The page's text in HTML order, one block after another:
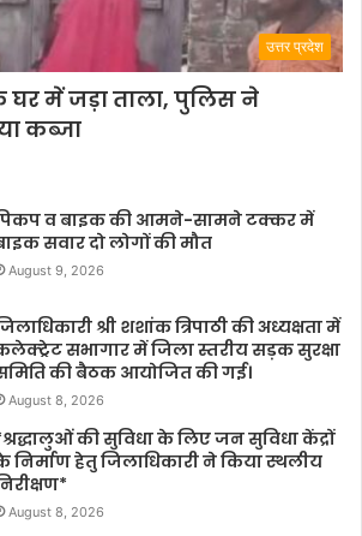
उत्तर प्रदेश
में जड़ा ताला, पुलिस ने
कब्जा
व बाइक की आमने-सामने टक्कर में
सवार दो लोगों की मौत
August 9, 2026
श्री शशांक त्रिपाठी की अध्यक्षता में
सभागार में जिला स्तरीय सड़क सुरक्षा
की बैठक आयोजित की गई।
August 8, 2026
की सुविधा के लिए जन सुविधा केंद्रों
निर्माण हेतु जिलाधिकारी ने किया स्थलीय
August 8, 2026